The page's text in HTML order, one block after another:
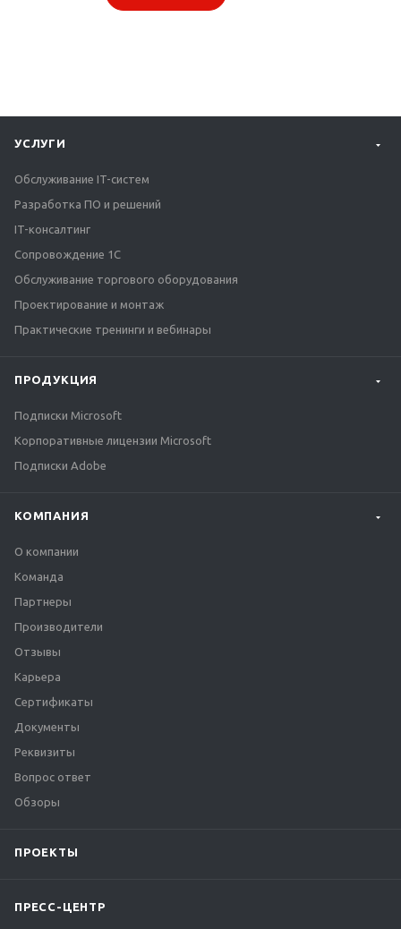
УСЛУГИ
Обслуживание IT-систем
Разработка ПО и решений
IT-консалтинг
Сопровождение 1С
Обслуживание торгового оборудования
Проектирование и монтаж
Практические тренинги и вебинары
ПРОДУКЦИЯ
Подписки Microsoft
Корпоративные лицензии Microsoft
Подписки Adobe
КОМПАНИЯ
О компании
Команда
Партнеры
Производители
Отзывы
Карьера
Сертификаты
Документы
Реквизиты
Вопрос ответ
Обзоры
ПРОЕКТЫ
ПРЕСС-ЦЕНТР